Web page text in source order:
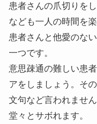
患者さんの爪切りを
なども一人の時間を楽
患者さんと他愛のな
一つです。
意思疎通の難しい患
アをしましょう。そ
文句など言われません
堂々とサボれます。